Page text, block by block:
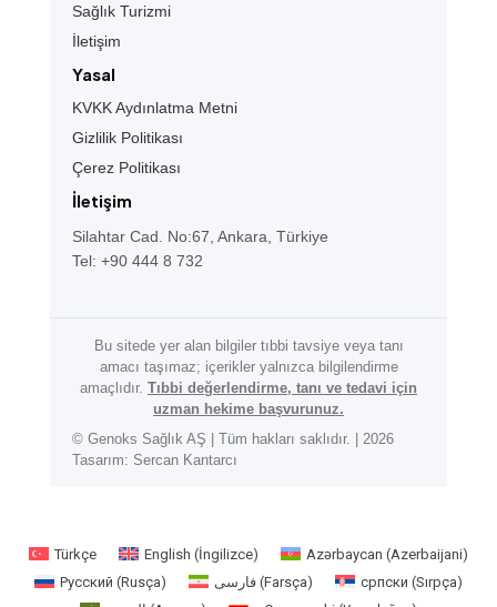
Sağlık Turizmi
İletişim
Yasal
KVKK Aydınlatma Metni
Gizlilik Politikası
Çerez Politikası
İletişim
Silahtar Cad. No:67, Ankara, Türkiye
Tel: +90 444 8 732
Bu sitede yer alan bilgiler tıbbi tavsiye veya tanı
amacı taşımaz; içerikler yalnızca bilgilendirme
amaçlıdır. Tıbbi değerlendirme, tanı ve tedavi için
uzman hekime başvurunuz.
© Genoks Sağlık AŞ | Tüm hakları saklıdır. | 2026
Tasarım: Sercan Kantarcı
Türkçe English (İngilizce) Azərbaycan (Azerbaijani)
Русский (Rusça) فارسی (Farsça) српски (Sırpça)